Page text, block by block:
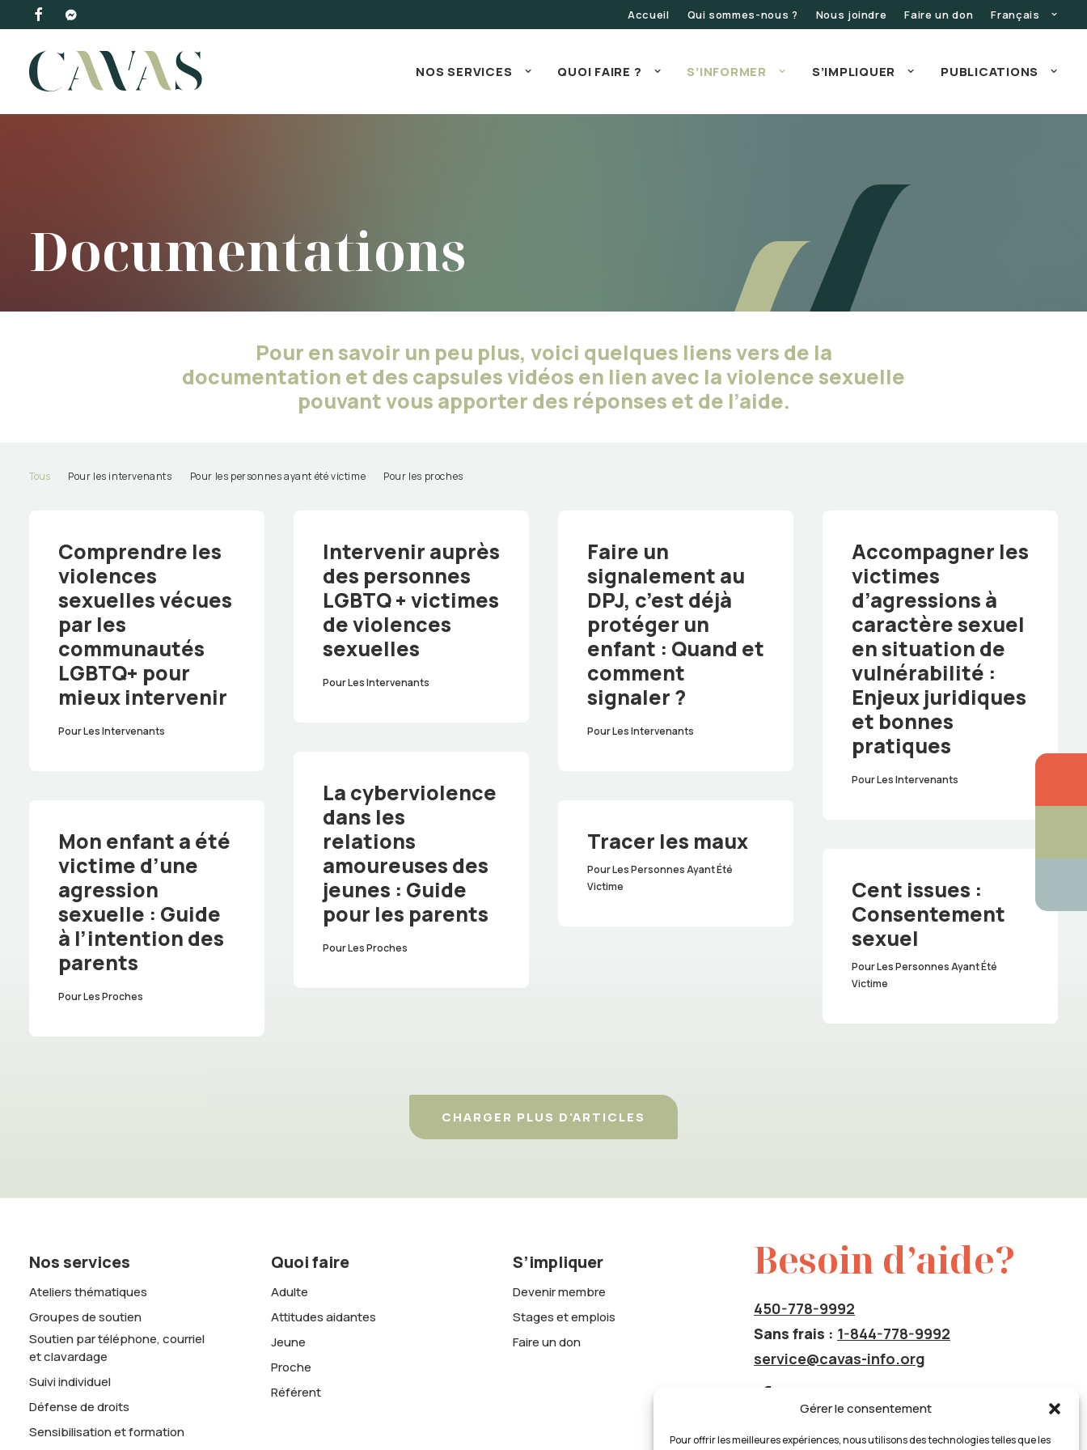
Gérer le consentement
Pour offrir les meilleures expériences, nous utilisons des technologies telles que les
Accueil Qui sommes-nous ? Nous joindre Faire un don Français
NOS SERVICES QUOI FAIRE ? S’INFORMER S’IMPLIQUER PUBLICATIONS
Documentations
Pour en savoir un peu plus, voici quelques liens vers de la
documentation et des capsules vidéos en lien avec la violence sexuelle
pouvant vous apporter des réponses et de l’aide.
Tous Pour les intervenants Pour les personnes ayant été victime Pour les proches
Comprendre les
violences
sexuelles vécues
par les
communautés
LGBTQ+ pour
mieux intervenir
Pour Les Intervenants
Intervenir auprès
des personnes
LGBTQ + victimes
de violences
sexuelles
Pour Les Intervenants
Faire un
signalement au
DPJ, c’est déjà
protéger un
enfant : Quand et
comment
signaler ?
Pour Les Intervenants
Accompagner les
victimes
d’agressions à
caractère sexuel
en situation de
vulnérabilité :
Enjeux juridiques
et bonnes
pratiques
Pour Les Intervenants
La cyberviolence
dans les
relations
amoureuses des
jeunes : Guide
pour les parents
Pour Les Proches
Mon enfant a été
victime d’une
agression
sexuelle : Guide
à l’intention des
parents
Pour Les Proches
Tracer les maux
Pour Les Personnes Ayant Été
Victime
Cent issues :
Consentement
sexuel
Pour Les Personnes Ayant Été
Victime
CHARGER PLUS D'ARTICLES
Nos services
Ateliers thématiques
Groupes de soutien
Soutien par téléphone, courriel
et clavardage
Suivi individuel
Défense de droits
Sensibilisation et formation
Quoi faire
Adulte
Attitudes aidantes
Jeune
Proche
Référent
S’impliquer
Devenir membre
Stages et emplois
Faire un don
Besoin d’aide?
450-778-9992
Sans frais : 1-844-778-9992
service@cavas-info.org